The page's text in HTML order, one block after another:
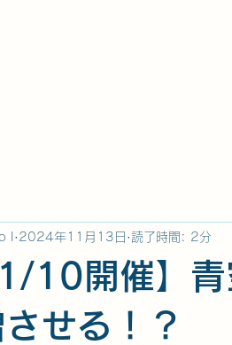
10開催】
せる！？
I 2024年11月13日 読了時間: 2分